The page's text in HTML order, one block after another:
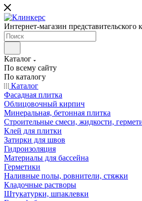
Интернет-магазин представительского
Каталог
По всему сайту
По каталогу
Каталог
Фасадная плитка
Облицовочный кирпич
Минеральная, бетонная плитка
Строительные смеси, жидкости,
Клей для плитки
Затирки для швов
Гидроизоляция
Материалы для бассейна
Герметики
Наливные полы, ровнители, стяжки
Кладочные растворы
Штукатурки, шпаклевки